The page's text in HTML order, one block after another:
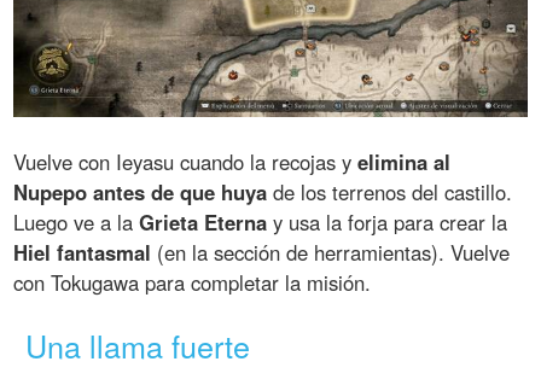
Vuelve con Ieyasu cuando la recojas yelimina al
Nupepo antes de que huya de los terrenos del castillo.
Luego ve a laGrieta Eterna y usa la forja para crear la
Hiel fantasmal (en la sección de herramientas). Vuelve
con Tokugawa para completar la misión.
Una llama fuerte